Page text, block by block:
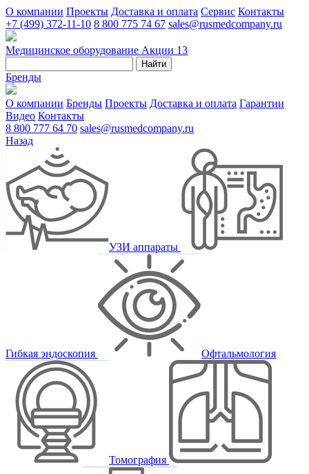
О компании Проекты Доставка и оплата Сервис Контакты
+7 (499) 372-11-10 8 800 775 74 67 sales@rusmedcompany.ru
Медицинское оборудование Акции 13
Найти
Бренды
О компании Бренды Проекты Доставка и оплата Гарантии
Видео Контакты
8 800 777 64 70 sales@rusmedcompany.ru
Назад
УЗИ аппараты
Гибкая эндоскопия Офтальмология
Томография